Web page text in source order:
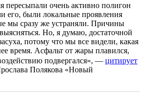
пересыпали очень активно полигон
его, были локальные проявления
мы сразу же устраняли. Причины
Но, я думаю, достаточной
потому что мы все видели, какая
время. Асфальт от жары плавился,
подвергался», — цитирует
Полякова «Новый